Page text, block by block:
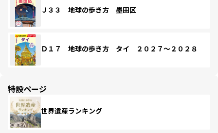
Ｊ３３ 地球の歩き方 墨田区
Ｄ１７ 地球の歩き方 タイ ２０２７～２０２８
特設ページ
世界遺産ランキング